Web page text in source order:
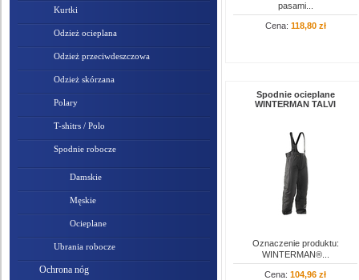
Kurtki
Odzież ocieplana
Odzież przeciwdeszczowa
Odzież skórzana
Polary
T-shitrs / Polo
Spodnie robocze
Damskie
Męskie
Ocieplane
Ubrania robocze
Ochrona nóg
pasami...
Cena: 118,80 zł
Spodnie ocieplane
WINTERMAN TALVI
Oznaczenie produktu:
WINTERMAN®...
Cena: 104,96 zł